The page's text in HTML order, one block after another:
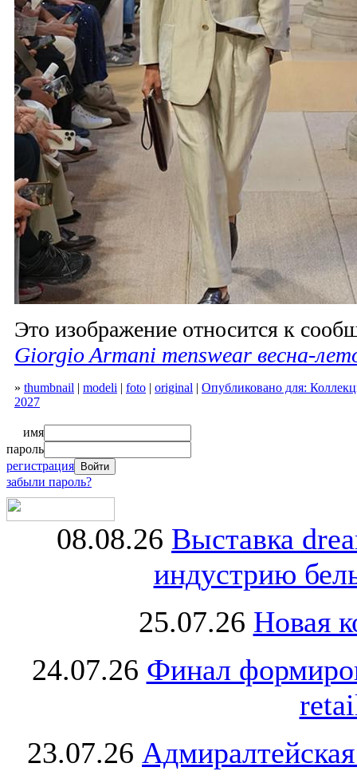
Это изображение относится к
Giorgio Armani menswear весна-
» thumbnail | modeli | foto | original | Опубликовано для:
2027
имя
пароль
регистрация
забыли пароль?
08.08.26 Выставка
индустрию
25.07.26 Новая
24.07.26 Финал
23.07.26